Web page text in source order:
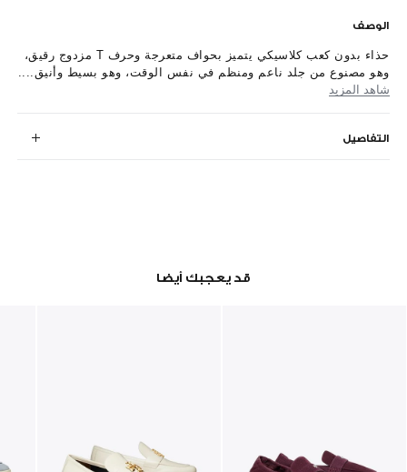
الوصف
حذاء بدون كعب كلاسيكي يتميز بحواف متعرجة وحرف T مزدوج رقيق،
وهو مصنوع من جلد ناعم ومنظم في نفس الوقت، وهو بسيط وأنيق....
شاهد المزيد
التفاصيل
قد يعجبك أيضا